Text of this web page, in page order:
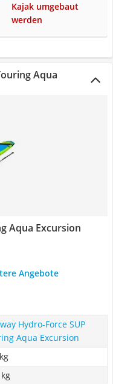
Kajak umgebaut
werden
Aqua
Aqua Excursion
Angebote
Hydro-Force SUP
Aqua Excursion